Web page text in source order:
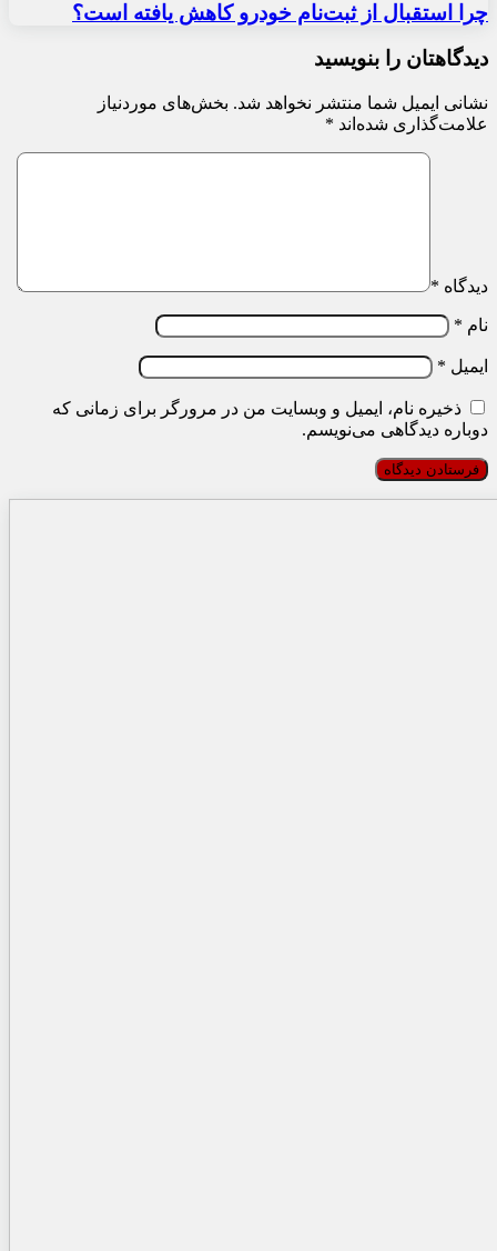
چرا استقبال از ثبت‌نام خودرو کاهش یافته است؟
دیدگاهتان را بنویسید
نشانی ایمیل شما منتشر نخواهد شد. بخش‌های موردنیاز
علامت‌گذاری شده‌اند *
دیدگاه *
نام *
ایمیل *
ذخیره نام، ایمیل و وبسایت من در مرورگر برای زمانی که
دوباره دیدگاهی می‌نویسم.